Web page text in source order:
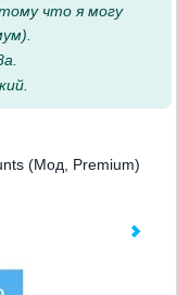
что я могу
(Мод, Premium)